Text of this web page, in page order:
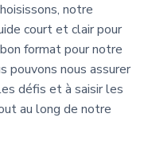
notre
court et clair pour
format pour notre
pouvons nous assurer
défis et à saisir les
au long de notre